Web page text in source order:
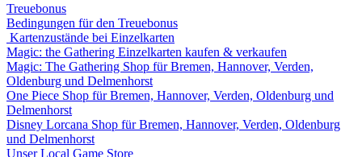
Treuebonus
Bedingungen für den Treuebonus
Kartenzustände bei Einzelkarten
Magic: the Gathering Einzelkarten kaufen & verkaufen
Magic: The Gathering Shop für Bremen, Hannover, Verden,
Oldenburg und Delmenhorst
One Piece Shop für Bremen, Hannover, Verden, Oldenburg und
Delmenhorst
Disney Lorcana Shop für Bremen, Hannover, Verden, Oldenburg
und Delmenhorst
Unser Local Game Store